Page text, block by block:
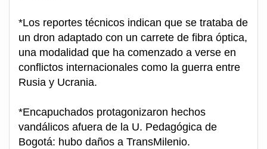
*Los reportes técnicos indican que se trataba de
un dron adaptado con un carrete de fibra óptica,
una modalidad que ha comenzado a verse en
conflictos internacionales como la guerra entre
Rusia y Ucrania.
*Encapuchados protagonizaron hechos
vandálicos afuera de la U. Pedagógica de
Bogotá: hubo daños a TransMilenio.